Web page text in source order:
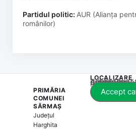
Partidul politic: AUR (Alianța
românilor)
PRIMĂRIA
COMUNEI
SĂRMAȘ
Județul
Harghita
LOCALIZARE
Acest conținut este blocat până când acceptați categoria corespunzătoare de cookie-uri.
Accept